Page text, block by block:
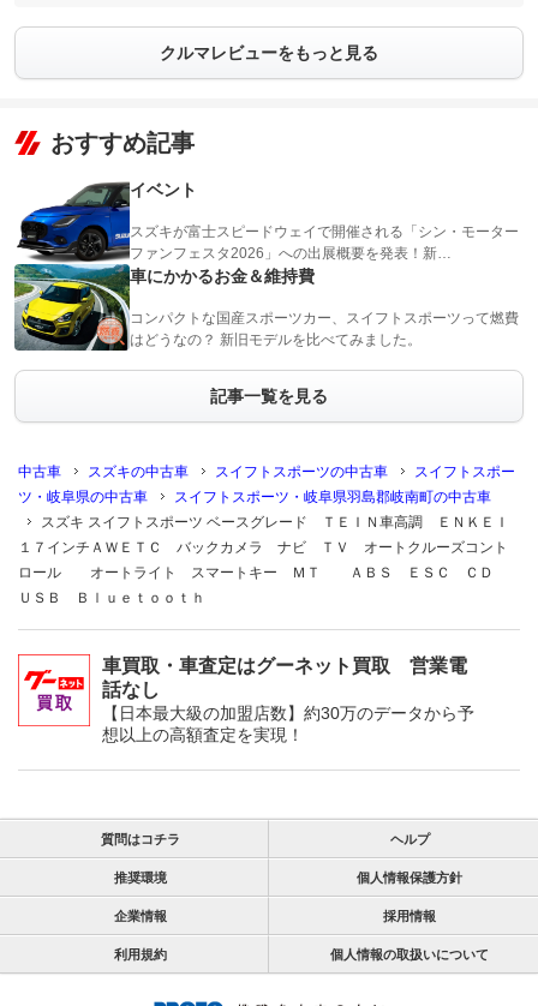
クルマレビューをもっと見る
おすすめ記事
イベント
スズキが富士スピードウェイで開催される「シン・モーター
ファンフェスタ2026」への出展概要を発表！新…
車にかかるお金＆維持費
コンパクトな国産スポーツカー、スイフトスポーツって燃費
はどうなの？ 新旧モデルを比べてみました。
記事一覧を見る
中古車 スズキの中古車 スイフトスポーツの中古車
スイフトスポー
ツ・岐阜県の中古車
スイフトスポーツ・岐阜県羽島郡岐南町の中古車
スズキ スイフトスポーツ ベースグレード ＴＥＩＮ車高調 ＥＮＫＥＩ
１７インチＡＷＥＴＣ バックカメラ ナビ ＴＶ オートクルーズコント
ロール オートライト スマートキー ＭＴ ＡＢＳ ＥＳＣ ＣＤ
ＵＳＢ Ｂｌｕｅｔｏｏｔｈ
車買取・車査定はグーネット買取 営業電
話なし
【日本最大級の加盟店数】約30万のデータから予
想以上の高額査定を実現！
質問はコチラ ヘルプ
推奨環境 個人情報保護方針
企業情報 採用情報
利用規約 個人情報の取扱いについて